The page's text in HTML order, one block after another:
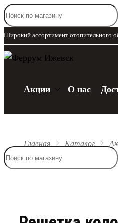
Широкий ассортимент отопительного
Акции О нас
Главная
Каталог
Решетка колосниковая